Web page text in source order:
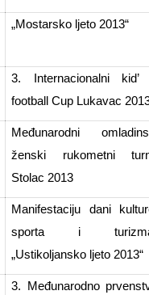
„Mostarsko ljeto 2013“
3. Internacionalni
football Cup Lukavac
Međunarodni
ženski rukometni
Stolac 2013
Manifestaciju dani
sporta i
„Ustikoljansko ljeto 2013“
3. Međunarodno